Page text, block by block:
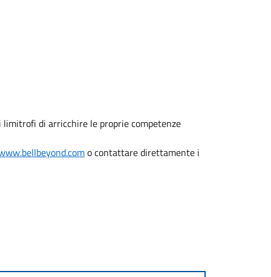
limitrofi di arricchire le proprie competenze
o contattare direttamente i